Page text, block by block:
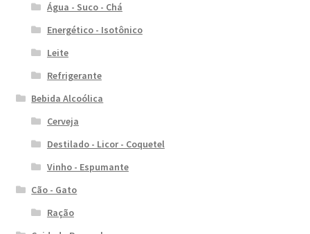
Água - Suco - Chá
Energético - Isotônico
Leite
Refrigerante
Bebida Alcoólica
Cerveja
Destilado - Licor - Coquetel
Vinho - Espumante
Cão - Gato
Ração